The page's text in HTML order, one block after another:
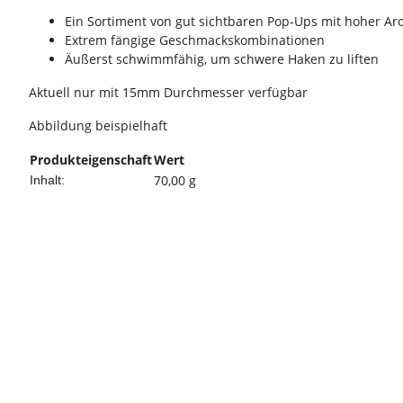
Ein Sortiment von gut sichtbaren Pop-Ups mit hoher
Extrem fängige Geschmackskombinationen
Äußerst schwimmfähig, um schwere Haken zu liften
Aktuell nur mit 15mm Durchmesser verfügbar
Abbildung beispielhaft
ProdukteigenschaftWert
Inhalt: 70,00 g